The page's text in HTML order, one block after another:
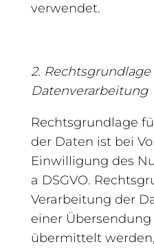
verwendet.
2.
Datenverarbeitung
Rechtsgrundlage
der Daten ist bei
Einwilligung des
a DSGVO.
Verarbeitung der
einer Übersendung
übermittelt